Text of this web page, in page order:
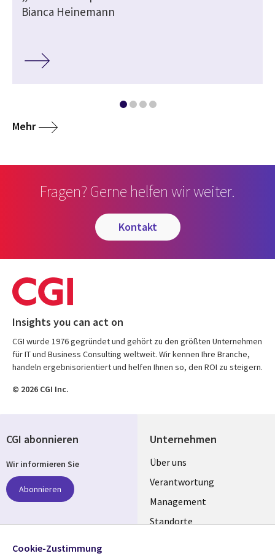
Bianca Heinemann
Mehrmedia
Fragen? Gerne helfen wir weiter.
kontakt
Insights you can act on
CGI wurde 1976 gegründet und gehört zu den größten Unternehmen
für IT und Business Consulting weltweit. Wir kennen Ihre Branche,
handeln ergebnisorientiert und helfen Ihnen so, den ROI zu steigern.
© 2026 CGI Inc.
Unternehmen
Useful
links
GERMANY
Über uns
Verantwortung
Management
Standorte
CGI abonnieren
Wir informieren Sie
Abonnieren
Folgen Sie uns
Cookie-Zustimmung